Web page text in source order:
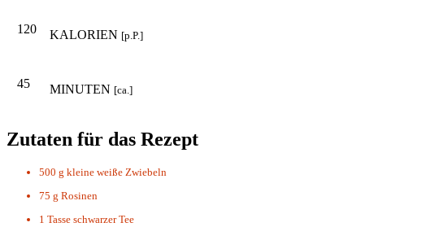
120 KALORIEN [p.P.]
45 MINUTEN [ca.]
Zutaten für das Rezept
500 g kleine weiße Zwiebeln
75 g Rosinen
1 Tasse schwarzer Tee